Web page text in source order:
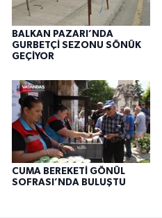
BALKAN PAZARI’NDA
GURBETÇİ SEZONU SÖNÜK
GEÇİYOR
CUMA BEREKETİ GÖNÜL
SOFRASI’NDA BULUŞTU